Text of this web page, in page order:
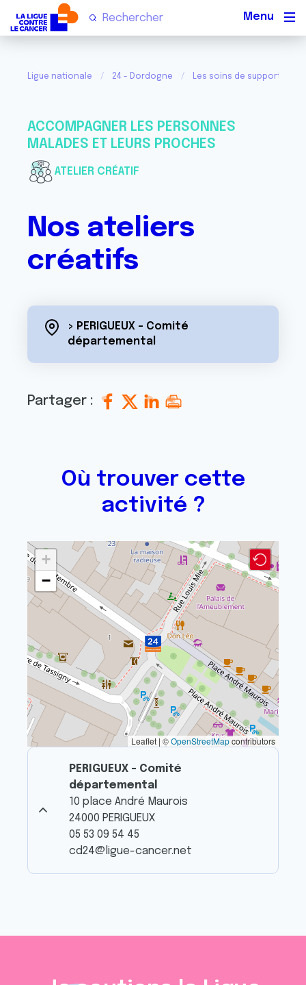
Ligue nationale 24 - Dordogne Les soins de support de
ACCOMPAGNER LES PERSONNES
MALADES ET LEURS PROCHES
ATELIER CRÉATIF
Nos ateliers
créatifs
> PERIGUEUX - Comité
départemental
Partager :
Où trouver cette
activité ?
+
−
Leaflet | ©OpenStreetMapcontributors
PERIGUEUX - Comité
départemental
10 place André Maurois
24000 PERIGUEUX
05 53 09 54 45
cd24@ligue-cancer.net